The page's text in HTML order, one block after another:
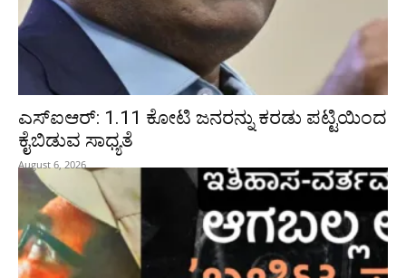
ಎಸ್‌ಐಆರ್‌: 1.11 ಕೋಟಿ ಜನರನ್ನು ಕರಡು ಪಟ್ಟಿಯಿಂದ
ಕೈಬಿಡುವ ಸಾಧ್ಯತೆ
August 6, 2026